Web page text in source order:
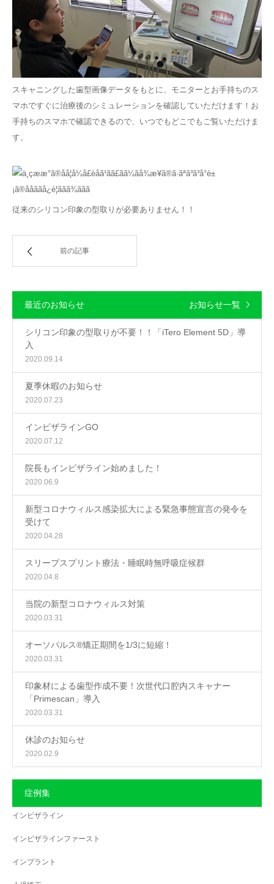
スキャニングした歯型画像データをもとに、モニターとお手持ちのス
マホですぐに治療後のシミュレーションを確認していただけます！お
手持ちのスマホで確認できるので、いつでもどこでもご覧いただけま
す。
従来のシリコン印象の型取りが必要ありません！！
前の記事
最近のお知らせ お知らせ一覧
シリコン印象の型取りが不要！！「iTero Element 5D」導
入
2020.09.14
夏季休暇のお知らせ
2020.07.23
インビザラインGO
2020.07.12
院長もインビザライン始めました！
2020.06.9
新型コロナウィルス感染拡大による緊急事態宣言の発令を
受けて
2020.04.28
スリープスプリント療法・睡眠時無呼吸症候群
2020.04.8
当院の新型コロナウィルス対策
2020.03.31
オーソパルス®矯正期間を1/3に短縮！
2020.03.31
印象材による歯型作成不要！次世代口腔内スキャナー
「Primescan」導入
2020.03.31
休診のお知らせ
2020.02.9
症例集
インビザライン
インビザラインファースト
インプラント